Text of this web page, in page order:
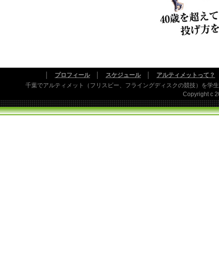
プロフィール│ スケジュール│ アルティメットって？
千葉でアルティメット（フリスビー、フライングディスクの競技）を学
Copyright c